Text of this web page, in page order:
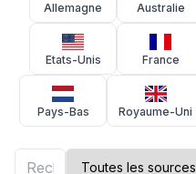
Allemagne Australie
Etats-Unis France
Pays-Bas Royaume-Uni